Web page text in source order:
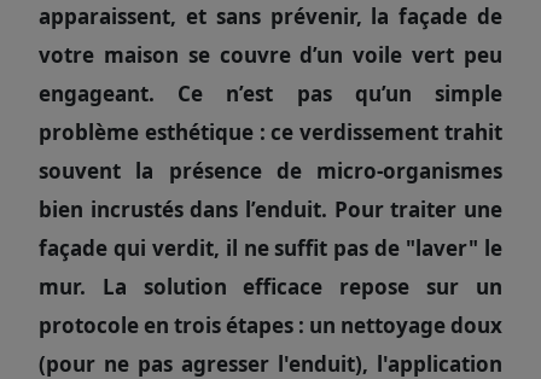
apparaissent, et sans prévenir, la façade de
votre maison se couvre d’un voile vert peu
engageant. Ce n’est pas qu’un simple
problème esthétique : ce verdissement trahit
souvent la présence de micro-organismes
bien incrustés dans l’enduit. Pour traiter une
façade qui verdit, il ne suffit pas de "laver" le
mur. La solution efficace repose sur un
protocole en trois étapes : un nettoyage doux
(pour ne pas agresser l'enduit), l'application